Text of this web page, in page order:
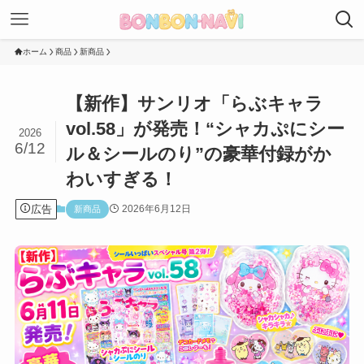
ホーム 商品 新商品
【新作】サンリオ「らぶキャラ
vol.58」が発売！“シャカぷにシー
ル＆シールのり”の豪華付録がか
わいすぎる！
2026
6/12
広告 新商品 2026年6月12日